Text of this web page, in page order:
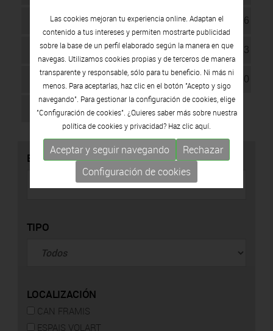
10 11 12 13 14 15 16
17 18 19 20 21 22 23
25 27 30
31
BUSCADOR
TIPO
LOCALIZACIÓN
CAN FRAMIS
ESPAIS VOLART
Las cookies mejoran tu experiencia online. Adaptan el
contenido a tus intereses y permiten mostrarte publicidad
sobre la base de un perfil elaborado según la manera en que
navegas. Utilizamos cookies propias y de terceros de manera
transparente y responsable, sólo para tu beneficio. Ni más ni
menos. Para aceptarlas, haz clic en el botón "Acepto y sigo
navegando". Para gestionar la configuración de cookies, elige
"Configuración de cookies". ¿Quieres saber más sobre nuestra
política de cookies y privacidad? Haz clicaquí.
Aceptar y seguir navegando
Rechazar
Configuración de cookies